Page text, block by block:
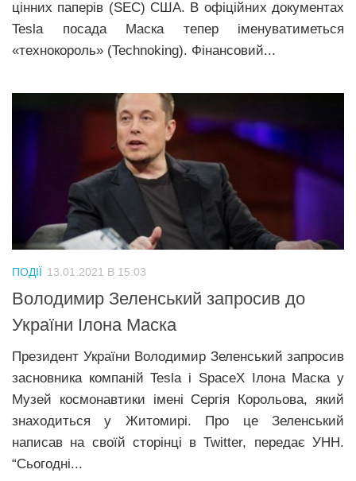
цінних паперів (SEC) США. В офіційних документах
Tesla посада Маска тепер іменуватиметься
«технокороль» (Technoking). Фінансовий...
ПОДІЇ 13.01.2021 В 15:03
Володимир Зеленський запросив до
України Ілона Маска
Президент України Володимир Зеленський запросив
засновника компаній Tesla і SpaceX Ілона Маска у
Музей космонавтики імені Сергія Корольова, який
знаходиться у Житомирі. Про це Зеленський
написав на своїй сторінці в Twitter, передає УНН.
“Сьогодні...